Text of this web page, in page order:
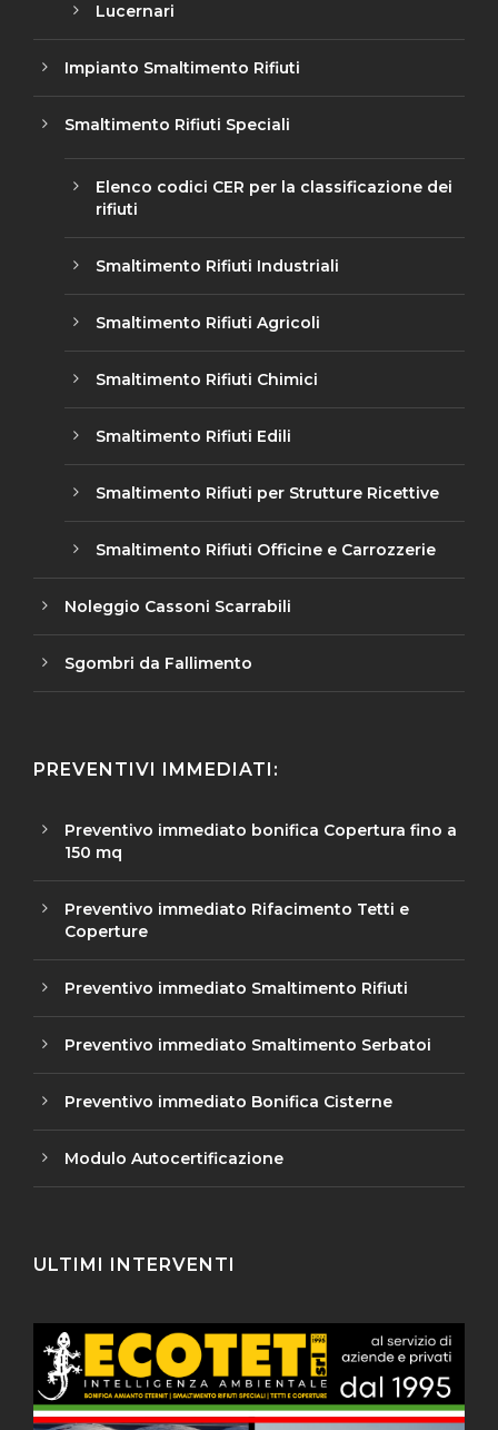
Lucernari
Impianto Smaltimento Rifiuti
Smaltimento Rifiuti Speciali
Elenco codici CER per la classificazione dei
rifiuti
Smaltimento Rifiuti Industriali
Smaltimento Rifiuti Agricoli
Smaltimento Rifiuti Chimici
Smaltimento Rifiuti Edili
Smaltimento Rifiuti per Strutture Ricettive
Smaltimento Rifiuti Officine e Carrozzerie
Noleggio Cassoni Scarrabili
Sgombri da Fallimento
PREVENTIVI IMMEDIATI:
Preventivo immediato bonifica Copertura fino a
150 mq
Preventivo immediato Rifacimento Tetti e
Coperture
Preventivo immediato Smaltimento Rifiuti
Preventivo immediato Smaltimento Serbatoi
Preventivo immediato Bonifica Cisterne
Modulo Autocertificazione
ULTIMI INTERVENTI